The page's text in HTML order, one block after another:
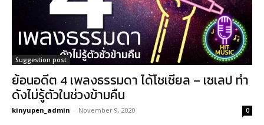
Suggestion post
ย้อนอดีต 4 เพลงธรรมดา ได้โชเชียล – เซเลป ทำ
ดังไม่รู้ตัวในช่วงข้ามคืน
kinyupen_admin - November 9, 2020 0